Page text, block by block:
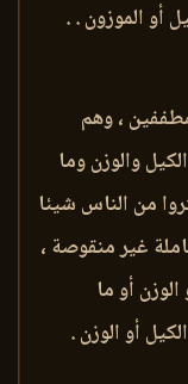
أو الموزون . .
، وهم
والوزن وما
من الناس شيئا
غير منقوصة ،
أو ما
أو الوزن .